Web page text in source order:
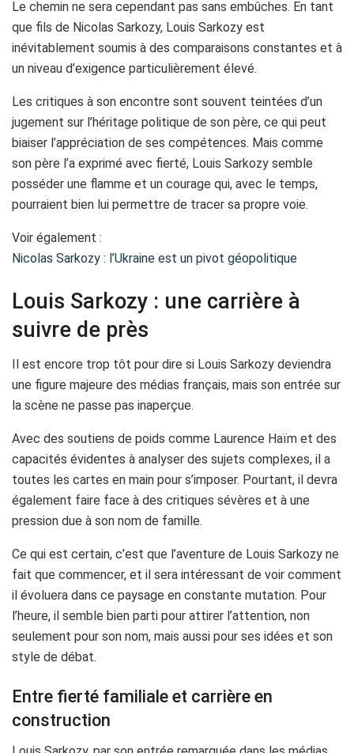
Le chemin ne sera cependant pas sans embûches. En tant
que fils de Nicolas Sarkozy, Louis Sarkozy est
inévitablement soumis à des comparaisons constantes et à
un niveau d’exigence particulièrement élevé.
Les critiques à son encontre sont souvent teintées d’un
jugement sur l’héritage politique de son père, ce qui peut
biaiser l’appréciation de ses compétences. Mais comme
son père l’a exprimé avec fierté, Louis Sarkozy semble
posséder une flamme et un courage qui, avec le temps,
pourraient bien lui permettre de tracer sa propre voie.
Voir également :
Nicolas Sarkozy : l’Ukraine est un pivot géopolitique
Louis Sarkozy : une carrière à
suivre de près
Il est encore trop tôt pour dire si Louis Sarkozy deviendra
une figure majeure des médias français, mais son entrée sur
la scène ne passe pas inaperçue.
Avec des soutiens de poids comme Laurence Haïm et des
capacités évidentes à analyser des sujets complexes, il a
toutes les cartes en main pour s’imposer. Pourtant, il devra
également faire face à des critiques sévères et à une
pression due à son nom de famille.
Ce qui est certain, c’est que l’aventure de Louis Sarkozy ne
fait que commencer, et il sera intéressant de voir comment
il évoluera dans ce paysage en constante mutation. Pour
l’heure, il semble bien parti pour attirer l’attention, non
seulement pour son nom, mais aussi pour ses idées et son
style de débat.
Entre fierté familiale et carrière en
construction